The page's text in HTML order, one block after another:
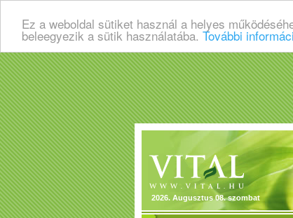
Ez a weboldal sütiket használ a helyes
beleegyezik a sütik használatába. További
2026. Augusztus 08. szombat